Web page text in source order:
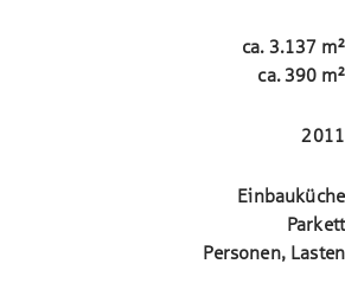
ca. 3.137 m²
ca.390 m²
2011
Einbauküche
Parkett
Personen, Lasten